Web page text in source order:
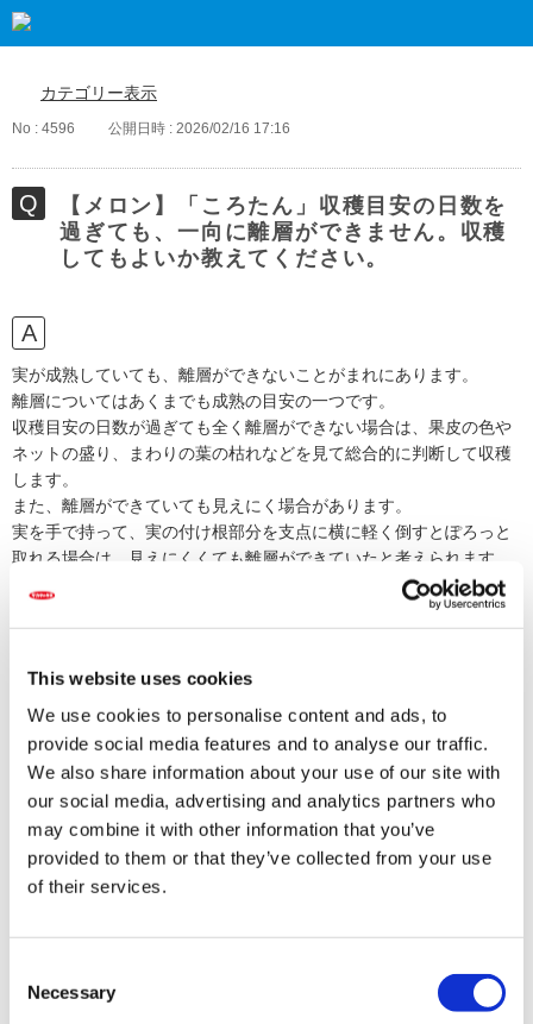
This website uses cookies
We use cookies to personalise content and ads, to
provide social media features and to analyse our traffic.
We also share information about your use of our site with
our social media, advertising and analytics partners who
may combine it with other information that you’ve
provided to them or that they’ve collected from your use
of their services.
Selection
Necessary
カテゴリー表示
No : 4596 公開日時 : 2026/02/16 17:16
【メロン】「ころたん」収穫目安の日数を
過ぎても、一向に離層ができません。収穫
してもよいか教えてください。
実が成熟していても、離層ができないことがまれにあります。
離層についてはあくまでも成熟の目安の一つです。
収穫目安の日数が過ぎても全く離層ができない場合は、果皮の色や
ネットの盛り、まわりの葉の枯れなどを見て総合的に判断して収穫
します。
また、離層ができていても見えにく場合があります。
実を手で持って、実の付け根部分を支点に横に軽く倒すとぽろっと
取れる場合は、見えにくくても離層ができていたと考えられます。
関連するFAQ
【メロン】「ころたん」の収穫するタイミングを教えてください。
【メロン】「プリンスメロン」の実が割れて、裂けてしまいまし
た。原因を教えて...
【メロン】葉にかすり状の白斑ができ、次第に褐色に変色し、かさ
【メロン】葉が縮れて、黄緑色のまだら模様になっています。株も
【メロン】「ころたん」苗は販売する時に摘芯されているのか教え